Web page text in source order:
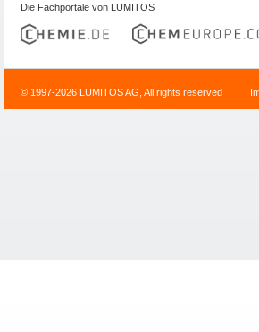
Die Fachportale von LUMITOS
© 1997-2026 LUMITOS AG, All rights reserved